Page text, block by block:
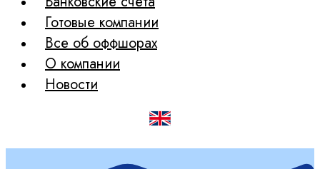
Готовые компании
Все об оффшорах
О компании
Новости